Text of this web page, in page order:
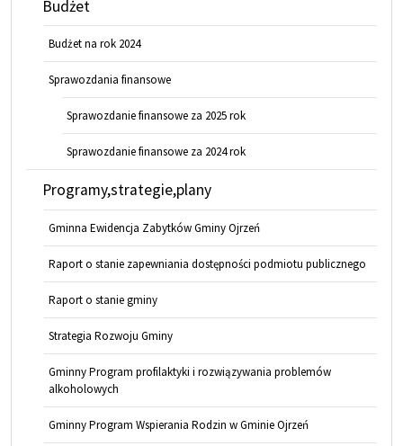
Budżet
Budżet na rok 2024
Sprawozdania finansowe
Sprawozdanie finansowe za 2025 rok
Sprawozdanie finansowe za 2024 rok
Programy,strategie,plany
Gminna Ewidencja Zabytków Gminy Ojrzeń
Raport o stanie zapewniania dostępności podmiotu publicznego
Raport o stanie gminy
Strategia Rozwoju Gminy
Gminny Program profilaktyki i rozwiązywania problemów
alkoholowych
Gminny Program Wspierania Rodzin w Gminie Ojrzeń